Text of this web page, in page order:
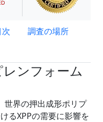
次
調査の場所
ンフォーム
世界の押出成形ポリプ
るXPPの需要に影響を